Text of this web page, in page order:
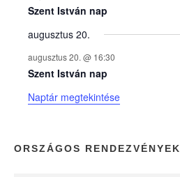
e
k
n
a
p
Szent István nap
augusztus 20.
augusztus 20. @ 16:30
Szent István nap
Naptár megtekintése
ORSZÁGOS RENDEZVÉNYEK